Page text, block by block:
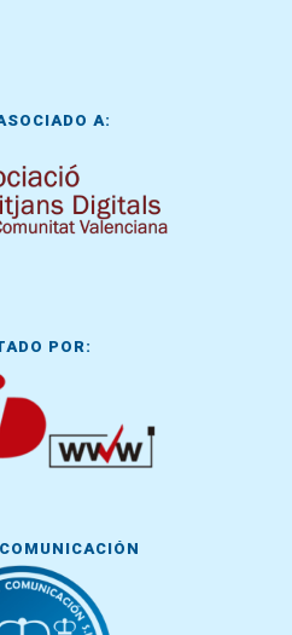
A:
POR: